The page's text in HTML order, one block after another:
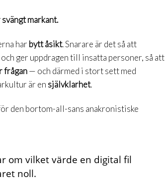
markant.
har bytt åsikt. Snarare är det så att
ger uppdragen till insatta personer, så att
frågan— och därmed i stort sett med
är en självklarhet.
den bortom-all-sans anakronistiske
om vilket värde en digital fil
noll.